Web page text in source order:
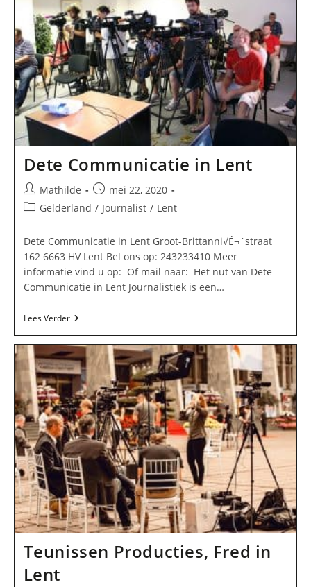
Dete Communicatie in Lent
Bericht
auteur:
Mathilde
Bericht
gepubliceerd
mei 22, 2020
Berichtcategorie:
Gelderland / Journalist / Lent
Dete Communicatie in Lent Groot-Brittanni√É¬´straat
162 6663 HV Lent Bel ons op: 243233410 Meer
informatie vind u op: Of mail naar: Het nut van Dete
Communicatie in Lent Journalistiek is een…
Lees VerderDete
Communicatie
Lent
Teunissen Producties, Fred in
Lent